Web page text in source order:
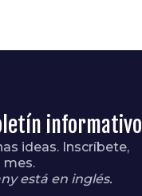
informativo
ideas. Inscríbete,
mes.
está en inglés.